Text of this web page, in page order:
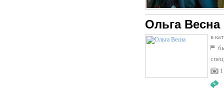
Ольга Весна
в
1
: